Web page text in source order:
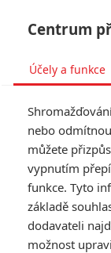
Napsal:Michal
Centrum
Účely a funkce
nebo
můžete
vypnutím
funkce. Tyto
základě
dodavateli
možnost